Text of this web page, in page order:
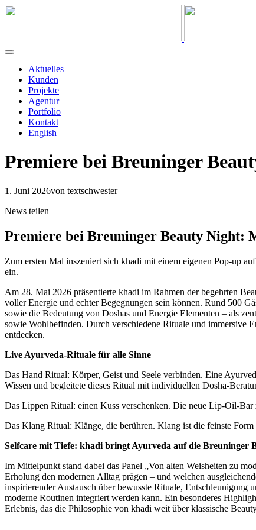
Aktuelles
Kunden
Projekte
Agentur
Portfolio
Kontakt
English
Premiere bei Breuninger
1. Juni 2026von textschwester
News teilen
Premiere bei Breuninger Beauty Night:
Zum ersten Mal inszeniert sich khadi mit einem eigenen Pop-up
ein.
Am 28. Mai 2026 präsentierte khadi im Rahmen der begehrten
voller Energie und echter Begegnungen sein können. Rund 500
sowie die Bedeutung von Doshas und Energie Elementen – als
sowie Wohlbefinden. Durch verschiedene Rituale und immersive
entdecken.
Live Ayurveda-Rituale für alle Sinne
Das Hand Ritual: Körper, Geist und Seele verbinden. Eine
Wissen und begleitete dieses Ritual mit individuellen Dosha-
Das Lippen Ritual: einen Kuss verschenken. Die neue Lip-Oil-
Das Klang Ritual: Klänge, die berühren. Klang ist die feinste
Selfcare mit Tiefe: khadi bringt Ayurveda auf die Breuninger
Im Mittelpunkt stand dabei das Panel „Von alten Weisheiten zu
Erholung den modernen Alltag prägen – und welchen
inspirierender Austausch über bewusste Rituale, Entschleunigung
moderne Routinen integriert werden kann. Ein besonderes
Erlebnis, das die Philosophie von khadi weit über klassische